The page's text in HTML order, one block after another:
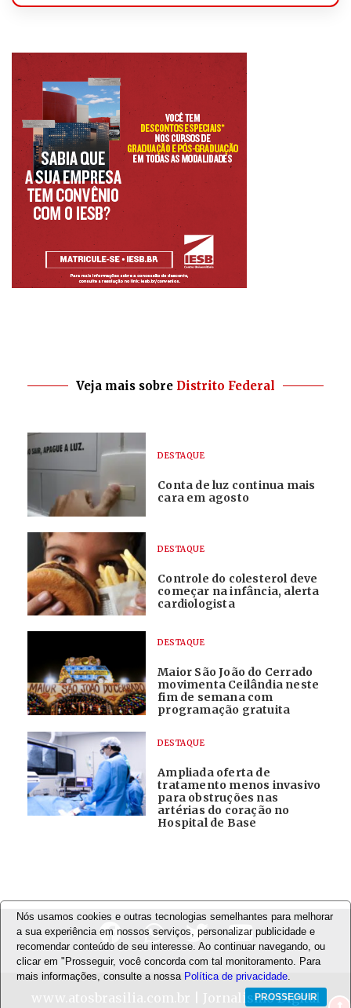
Veja mais sobre Distrito Federal
DESTAQUE
Conta de luz continua mais
cara em agosto
DESTAQUE
Controle do colesterol deve
começar na infância, alerta
cardiologista
DESTAQUE
Maior São João do Cerrado
movimenta Ceilândia neste
fim de semana com
programação gratuita
DESTAQUE
Ampliada oferta de
tratamento menos invasivo
para obstruções nas
artérias do coração no
Hospital de Base
www.atosbrasilia.com.br | Jornalismo Digital
Nós usamos cookies e outras tecnologias semelhantes para melhorar
a sua experiência em nossos serviços, personalizar publicidade e
recomendar conteúdo de seu interesse. Ao continuar navegando, ou
clicar em "Prosseguir, você concorda com tal monitoramento. Para
mais informações, consulte a nossa Política de privacidade.
PROSSEGUIR